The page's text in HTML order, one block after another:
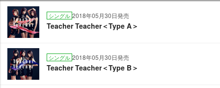
シングル 2018年05月30日発売
Teacher Teacher＜Type A＞
シングル 2018年05月30日発売
Teacher Teacher＜Type B＞